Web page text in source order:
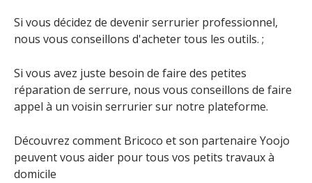
Si vous décidez de devenir serrurier professionnel,
nous vous conseillons d'acheter tous les outils. ;
Si vous avez juste besoin de faire des petites
réparation de serrure, nous vous conseillons de faire
appel à un voisin serruriersur notre plateforme.
Découvrez comment Bricoco et son partenaire Yoojo
peuvent vous aider pour tous vos petits travaux à
domicile